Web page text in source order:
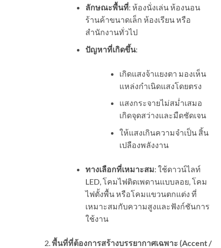
ลักษณะพื้นที่: ห้องนั่งเล่น ห้องนอน
ร้านค้าขนาดเล็ก ห้องเรียน หรือ
สำนักงานทั่วไป
ปัญหาที่เกิดขึ้น:
เกิดแสงจ้าแยงตา มองเห็น
แหล่งกำเนิดแสงโดยตรง
แสงกระจายไม่สม่ำเสมอ
เกิดจุดสว่างและมืดชัดเจน
ให้แสงเกินความจำเป็น สิ้น
เปลืองพลังงาน
ทางเลือกที่เหมาะสม: ใช้ดาวน์ไลท์
LED, โคมไฟติดเพดานแบบลอย, โคม
ไฟตั้งพื้น หรือโคมแขวนตกแต่ง ที่
เหมาะสมกับความสูงและฟังก์ชันการ
ใช้งาน
พื้นที่ที่ต้องการสร้างบรรยากาศเฉพาะ (Accent /